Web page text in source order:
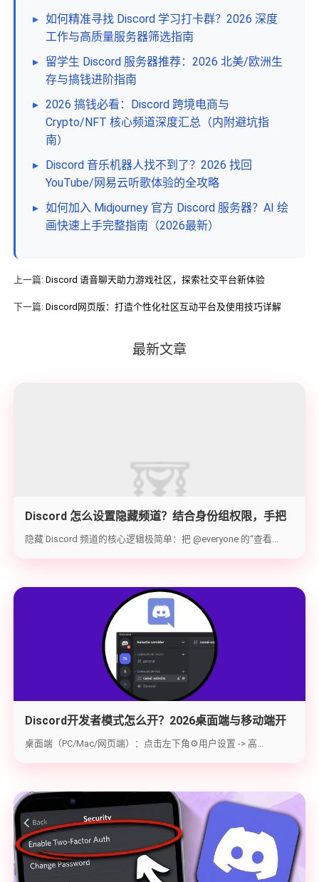
▸ 如何精准寻找 Discord 学习打卡群？2026 深度
工作与高质量服务器筛选指南
▸ 留学生 Discord 服务器推荐：2026 北美/欧洲生
存与搞钱进阶指南
▸ 2026 搞钱必看：Discord 跨境电商与
Crypto/NFT 核心频道深度汇总（内附避坑指
南）
▸ Discord 音乐机器人找不到了？2026 找回
YouTube/网易云听歌体验的全攻略
▸ 如何加入 Midjourney 官方 Discord 服务器？AI 绘
画快速上手完整指南（2026最新）
上一篇: Discord 语音聊天助力游戏社区，探索社交平台新体验
下一篇: Discord网页版：打造个性化社区互动平台及使用技巧详解
最新文章
Discord 怎么设置隐藏频道？结合身份组权限，手把
手教你打造 100% 私密的专属频道
隐藏 Discord 频道的核心逻辑极简单：把 @everyone 的“查看...
Discord开发者模式怎么开？2026桌面端与移动端开
启教程与获取ID指南
桌面端（PC/Mac/网页端）：点击左下角⚙️用户设置 -> 高...